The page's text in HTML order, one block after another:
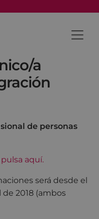
a
de personas
pulsa aquí.
será desde el
de 2018 (ambos